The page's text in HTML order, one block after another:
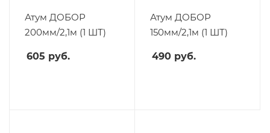
Атум ДОБОР
200мм/2,1м (1 ШТ)
605 руб.
Атум ДОБОР
150мм/2,1м (1 ШТ)
490 руб.